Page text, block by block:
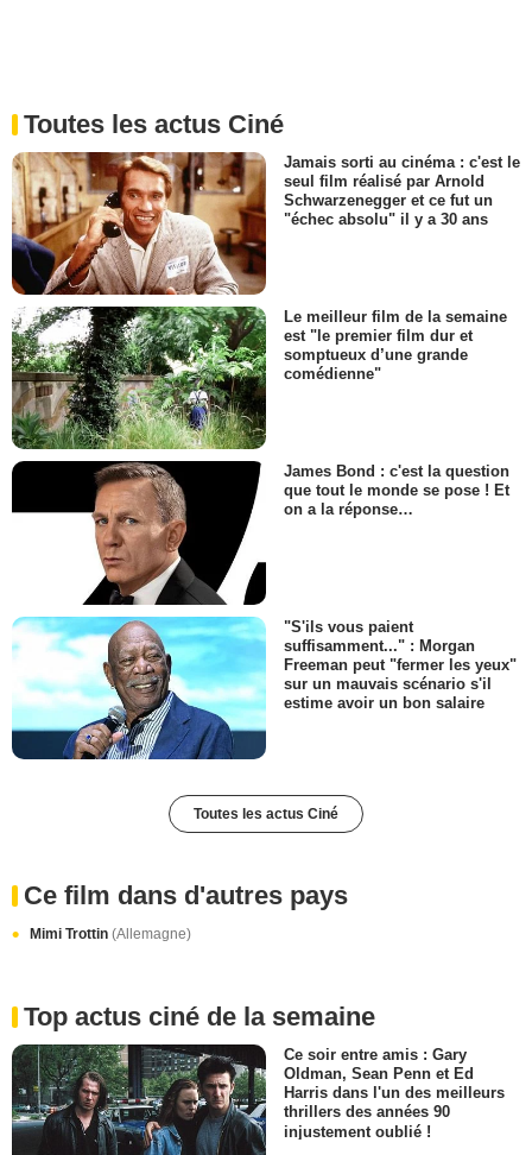
Toutes les actus Ciné
Jamais sorti au cinéma : c'est le
seul film réalisé par Arnold
Schwarzenegger et ce fut un
"échec absolu" il y a 30 ans
Le meilleur film de la semaine
est "le premier film dur et
somptueux d’une grande
comédienne"
James Bond : c'est la question
que tout le monde se pose ! Et
on a la réponse…
"S'ils vous paient
suffisamment..." : Morgan
Freeman peut "fermer les yeux"
sur un mauvais scénario s'il
estime avoir un bon salaire
Toutes les actus Ciné
Ce film dans d'autres pays
Mimi Trottin (Allemagne)
Top actus ciné de la semaine
Ce soir entre amis : Gary
Oldman, Sean Penn et Ed
Harris dans l'un des meilleurs
thrillers des années 90
injustement oublié !